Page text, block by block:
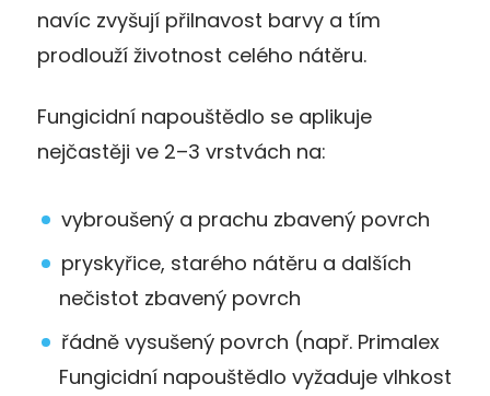
navíc zvyšují přilnavost barvy a tím
prodlouží životnost celého nátěru.
Fungicidní napouštědlo se aplikuje
nejčastěji ve 2–3 vrstvách na:
vybroušený a prachu zbavený povrch
pryskyřice, starého nátěru a dalších
nečistot zbavený povrch
řádně vysušený povrch (např. Primalex
Fungicidní napouštědlo vyžaduje vlhkost